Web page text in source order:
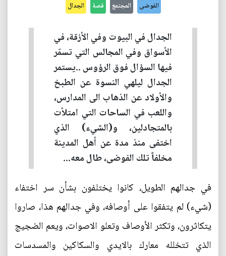
الفوضى المجتمع قصة الجدال
الجدال في البيوت وفي الأزقة، في
الأسواق وفي المجالس التي تسمّر
فيها السؤال فوق الرؤوس ..يستمر
الجدال ليلهي النسوة عن الطبخ
والأولاد عن الذهاب الى المدارس،
واللعب في الساحات التي امتلأت
بالمتجادلين، و(الشيء) الذي
اختفى منذ مدة عن أهل المدينة
مخلفاً تلك الفوضى، طال معه...
في جدالهم الطويل، كانوا يختلفون بشأن سر اختفاء
(شيء) لم يتفقوا على أوصافه، وفي جدالهم هذا، صاروا
يتكاثرون، وتكثر الأوصاف وتعلو الاصوات، ويعم الضجيج
الذي تتخلله معارك بالايدي والسكاكين والمسدسات